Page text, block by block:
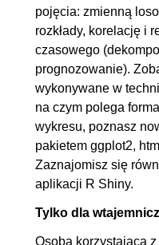
pojęcia: zmienną
rozkłady, korelację i
czasowego
prognozowanie).
wykonywane w
na czym polega
wykresu, poznasz
pakietem ggplot2,
Zaznajomisz się
aplikacji R Shiny.
Tylko dla
Osoba korzystająca